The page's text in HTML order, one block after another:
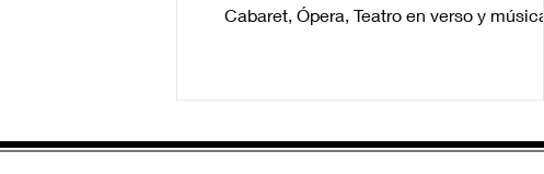
Cabaret, Ópera, Teatro en verso y música